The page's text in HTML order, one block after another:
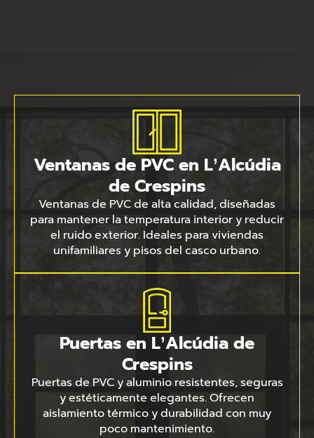
Ventanas de PVC en L’Alcúdia
de Crespins
Ventanas de PVC de alta calidad, diseñadas
para mantener la temperatura interior y reducir
el ruido exterior. Ideales para viviendas
unifamiliares y pisos del casco urbano.
Puertas en L’Alcúdia de
Crespins
Puertas de PVC y aluminio resistentes, seguras
y estéticamente elegantes. Ofrecen
aislamiento térmico y durabilidad con muy
poco mantenimiento.